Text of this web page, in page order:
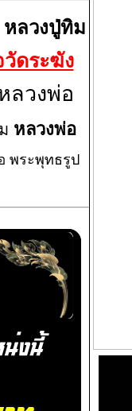
หลวงปู่ทิม
วัดระฆัง
ลวงพ่อ
หลวงพ่อ
พระพุทธรูป